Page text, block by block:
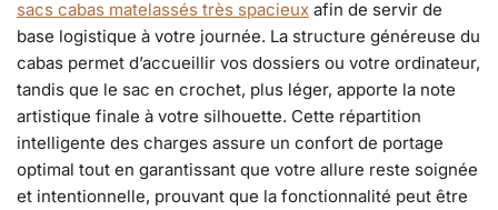
sacs cabas matelassés très spacieux afin de servir de
base logistique à votre journée. La structure généreuse du
cabas permet d’accueillir vos dossiers ou votre ordinateur,
tandis que le sac en crochet, plus léger, apporte la note
artistique finale à votre silhouette. Cette répartition
intelligente des charges assure un confort de portage
optimal tout en garantissant que votre allure reste soignée
et intentionnelle, prouvant que la fonctionnalité peut être